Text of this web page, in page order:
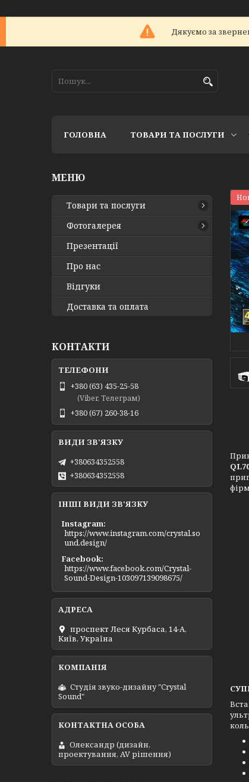
Дякуємо за
ГОЛОВНА ТОВАРИ ТА ПОСЛУГИ
Товари та послуги
Фотогалерея
Презентації
Про нас
Відгуки
Доставка та оплата
КОНТАКТИ
+380 (63) 435-25-58
(Viber, Телеграм)
+380 (67) 260-38-16
+380634352558
+380634352558
ІНШІ ВИДИ ЗВ'ЯЗКУ
Instagram
https://www.instagram.com/crystal.so
und.design/
Facebook
https://www.facebook.com/Crystal-
Sound-Design-103097139098675/
проспект Леся Курбаса, 14-А,
Київ, Україна
Студія звуко-дизайну "Crystal
Sound"
Олександр (дизайн,
проектування, AV рішення)